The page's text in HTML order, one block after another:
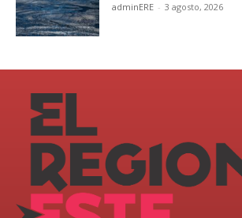
adminERE - 3 agosto, 2026